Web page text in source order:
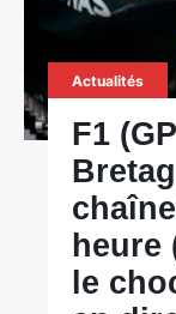
Actualités
F1
heure
le